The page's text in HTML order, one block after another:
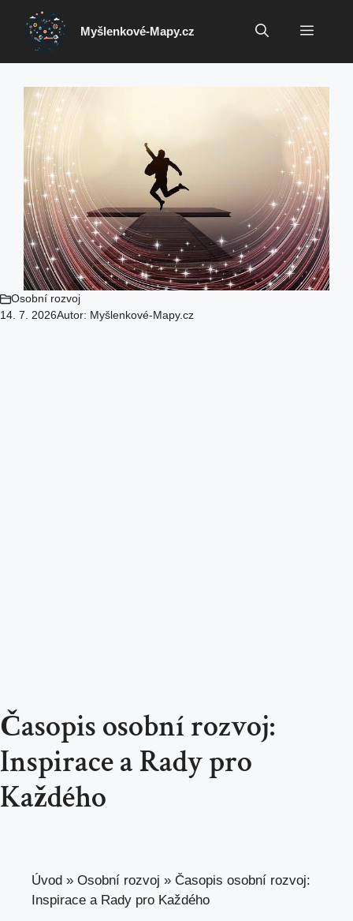
Přeskočit
obsah
Myšlenkové-Mapy.cz Menu
Osobní rozvoj
14. 7. 2026Autor: Myšlenkové-Mapy.cz
Časopis osobní rozvoj:
Inspirace a Rady pro
Každého
Úvod » Osobní rozvoj » Časopis osobní rozvoj:
Inspirace a Rady pro Každého